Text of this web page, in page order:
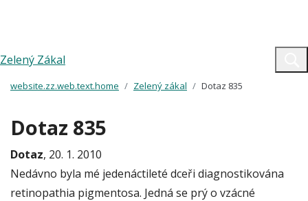
Zelený Zákal
website.zz.web.text.home Zelený zákal Dotaz 835
Dotaz 835
Dotaz, 20. 1. 2010
Nedávno byla mé jedenáctileté dceři diagnostikována
retinopathia pigmentosa. Jedná se prý o vzácné